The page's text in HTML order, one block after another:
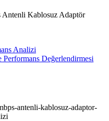
Kablosuz Adaptör
Analizi
Değerlendirmesi
antenli-kablosuz-adaptor-